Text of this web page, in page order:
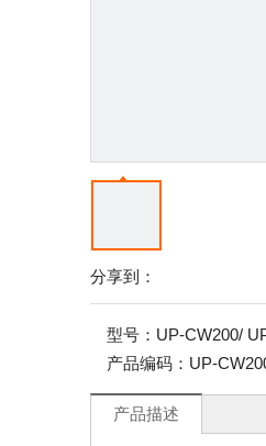
分享到：
型号： UP-CW200/
产品编码： UP-
产品描述